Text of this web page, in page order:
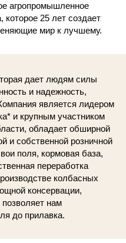
агропромышленное
которое 25 лет создает
мир к лучшему.
дает людям силы
и надежность,
является лидером
и крупным участником
обладает обширной
и собственной розничной
поля, кормовая база,
переработка
колбасных
консервации,
позволяет нам
до прилавка.